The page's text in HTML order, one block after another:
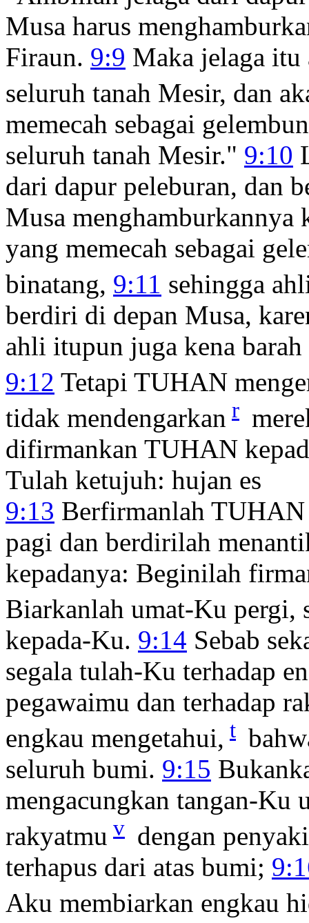
Musa harus
Firaun. 9:9 Maka jelaga
seluruh tanah Mesir, dan
memecah sebagai
seluruh tanah Mesir." 9:10
dari dapur peleburan, dan
Musa menghamburkannya
yang memecah sebagai
binatang, 9:11 sehingga
berdiri di depan Musa,
ahli itupun juga kena barah
9:12 Tetapi TUHAN
tidak mendengarkan r
difirmankan TUHAN
Tulah ketujuh: hujan es
9:13 Berfirmanlah
pagi dan berdirilah
kepadanya: Beginilah
Biarkanlah umat-Ku pergi,
kepada-Ku. 9:14 Sebab
segala tulah-Ku terhadap
pegawaimu dan terhadap
engkau mengetahui, t
seluruh bumi. 9:15
mengacungkan tangan-Ku
rakyatmu v dengan
terhapus dari atas bumi;
Aku membiarkan engkau